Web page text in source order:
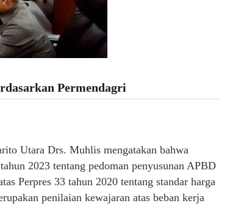
Permendagri
Utara Drs. Muhlis mengatakan bahwa
2023 tentang pedoman penyusunan APBD
Perpres 33 tahun 2020 tentang standar harga
penilaian kewajaran atas beban kerja